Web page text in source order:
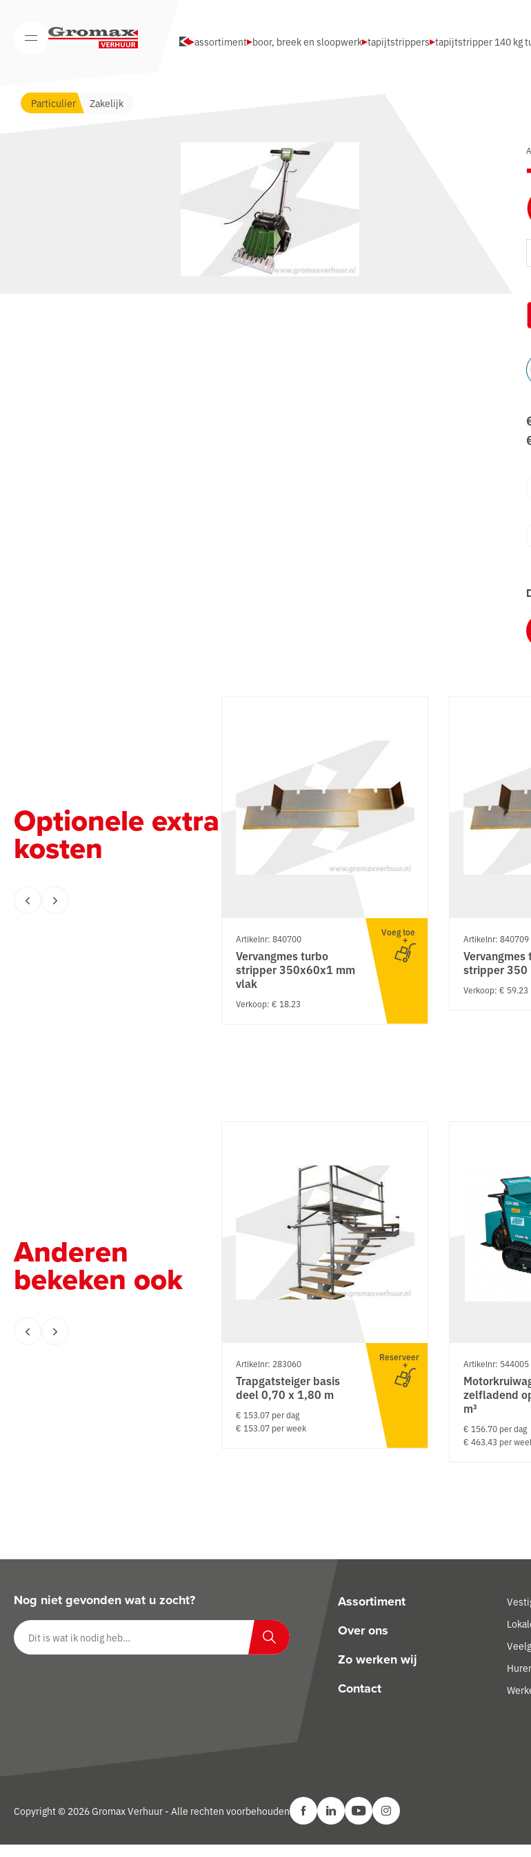
Open/Sluit mobiel menu
Particulier Zakelijk
assortiment boor, breek en sloopwerk tapijtstrippers tapijtstripper 140 kg
Optionele extra
kosten
Artikelnr: 840700
Vervangmes turbo
stripper 350x60x1 mm
vlak
Verkoop: € 18.23
Voeg toe
Artikelnr: 840709
Vervangmes
stripper 350
Verkoop: € 59.23
Anderen
bekeken ook
Artikelnr: 283060
Trapgatsteiger basis
deel 0,70 x 1,80 m
€ 153.07 per dag
€ 153.07 per week
Reserveer
Artikelnr: 544005
zelfladend
m³
€ 156.70 per dag
€ 463.43 per
Nog niet gevonden wat u zocht?
Zoeken op website
Zoeken
Assortiment
Over ons
Zo werken wij
Contact
Copyright © 2026 Gromax Verhuur - Alle rechten voorbehouden